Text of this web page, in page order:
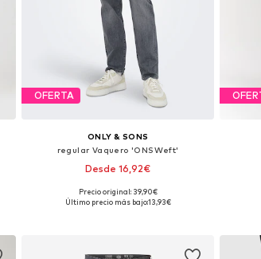
OFERTA
ONLY & SONS
regular Vaquero 'ONSWeft'
Desde 16,92€
Disponible en muchas tallas
Precio original: 39,90€
Último precio más bajo:13,93€